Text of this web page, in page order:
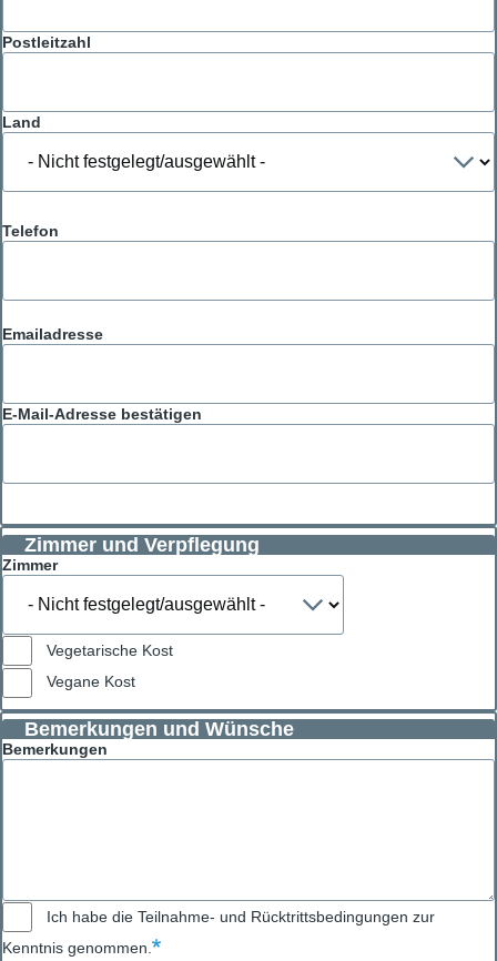
Postleitzahl
Land
Telefon
Emailadresse
Emailadresse
E-Mail-Adresse bestätigen
Zimmer und Verpflegung
Zimmer
Vegetarische Kost
Vegane Kost
Bemerkungen und Wünsche
Bemerkungen
Ich habe die Teilnahme- und Rücktrittsbedingungen zur
Kenntnis genommen.